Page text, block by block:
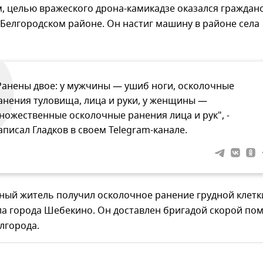
целью вражеского дрона-камикадзе оказался
районе. Он настиг машину в районе села
двое: у мужчины — ушиб ноги, осколочные
туловища, лица и руки, у женщины —
осколочные ранения лица и рук", -
Гладков в своем Telegram-канале.
житель получил осколочное ранение грудной
города Шебекино. Он доставлен бригадой скорой